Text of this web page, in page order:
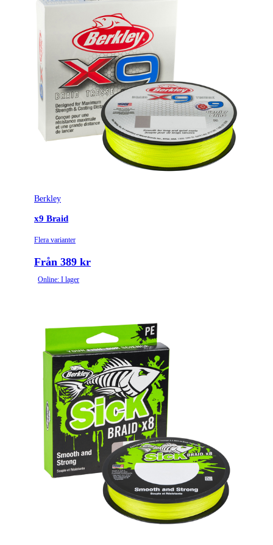
Berkley
x9 Braid
Flera varianter
Från 389 kr
Online: I lager